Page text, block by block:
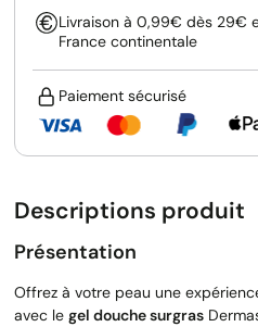
Livraison à 0,99€ dès 29€
France continentale
Paiement sécurisé
Descriptions produit
Présentation
Offrez à votre peau une
avec le gel douche surgras